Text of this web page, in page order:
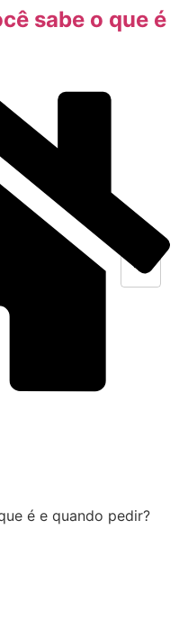
sabe o que é
é e quando pedir?